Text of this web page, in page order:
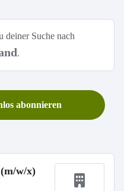
deiner Suche nach
.
abonnieren
w/x)